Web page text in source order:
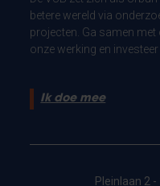
betere wereld via
projecten. Ga samen
onze werking en
Ik doe mee
Pleinlaan 2